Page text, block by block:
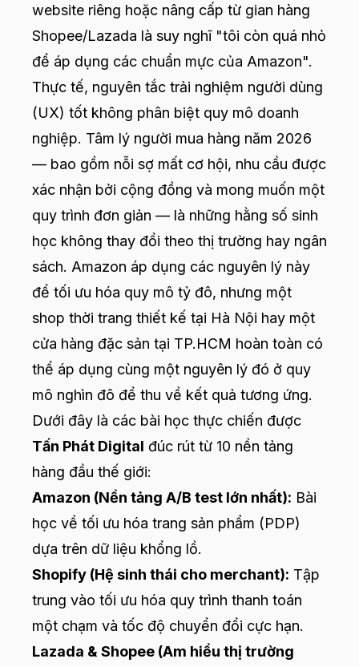
website riêng hoặc nâng cấp từ gian hàng
Shopee/Lazada là suy nghĩ "tôi còn quá nhỏ
để áp dụng các chuẩn mực của Amazon".
Thực tế, nguyên tắc trải nghiệm người dùng
(UX) tốt không phân biệt quy mô doanh
nghiệp. Tâm lý người mua hàng năm 2026
— bao gồm nỗi sợ mất cơ hội, nhu cầu được
xác nhận bởi cộng đồng và mong muốn một
quy trình đơn giản — là những hằng số sinh
học không thay đổi theo thị trường hay ngân
sách. Amazon áp dụng các nguyên lý này
để tối ưu hóa quy mô tỷ đô, nhưng một
shop thời trang thiết kế tại Hà Nội hay một
cửa hàng đặc sản tại TP.HCM hoàn toàn có
thể áp dụng cùng một nguyên lý đó ở quy
mô nghìn đô để thu về kết quả tương ứng.
Dưới đây là các bài học thực chiến được
Tấn Phát Digital đúc rút từ 10 nền tảng
hàng đầu thế giới:
Amazon (Nền tảng A/B test lớn nhất): Bài
học về tối ưu hóa trang sản phẩm (PDP)
dựa trên dữ liệu khổng lồ.
Shopify (Hệ sinh thái cho merchant): Tập
trung vào tối ưu hóa quy trình thanh toán
một chạm và tốc độ chuyển đổi cực hạn.
Lazada & Shopee (Am hiểu thị trường